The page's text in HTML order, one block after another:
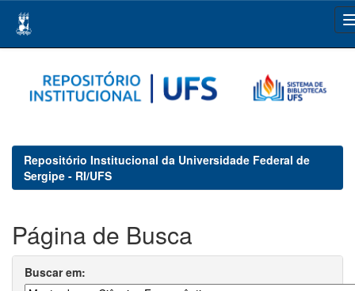
navigation
Repositório Institucional da Universidade Federal de
Sergipe - RI/UFS
Página de Busca
Buscar em: